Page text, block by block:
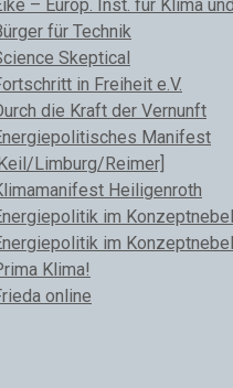
– Europ. Inst. für Klima
für Technik
Skeptical
in Freiheit e.V.
die Kraft der Vernunft
Manifest
Limburg/Reimer]
Heiligenroth
im
im
Klima!
online